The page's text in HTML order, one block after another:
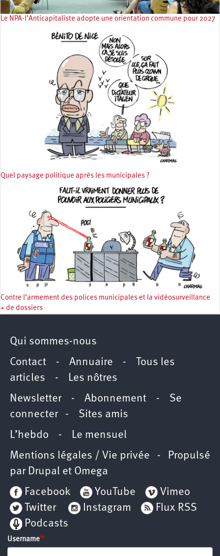
Le NPA-l’Anticapitaliste adopte une orientation commune pour 2027
Quel paysage politique après les municipales ?
Contre l’armement des polices municipales et la vidéosurveillance
+ de dossiers
Qui sommes-nous
Contact - Annuaire -
Tous les
articles - Les nôtres
Newsletter- Abonnement - Se
connecter- Sites amis
L’hebdo - Le mensuel
Mentions légales / Vie privée - Propulsé
par Drupal et Omega
Facebook
YouTube
Vimeo
Twitter
Instagram
Flux RSS
Podcasts
Username